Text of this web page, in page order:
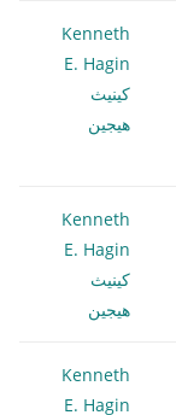
Kenneth
E. Hagin
كينيث
هيجين
Kenneth
E. Hagin
كينيث
هيجين
Kenneth
E. Hagin